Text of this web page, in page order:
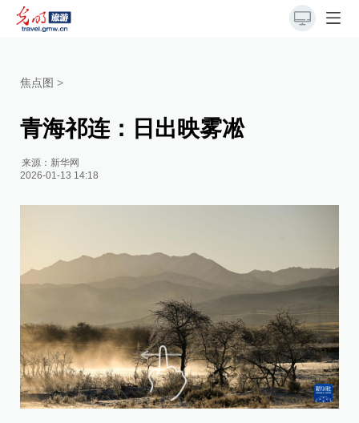
焦点图 >
青海祁连：日出映雾凇
来源： 新华网
2026-01-13 14:18